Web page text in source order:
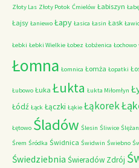
Złoty Las Złoty Potok Ćmielów Łabiszyn
Łajsy Łaniewo Łapy Łasica Łasin Łask
Łebki Łebki Wielkie Łobez Łobżenica Łochowo
Łomna Łomnica Łomża Łopatki
Łubowo Łuka Łukta Łukta Miłomłyn
Łódź Łąck Łączki Łąkie Łąkorek
Łętowo Śladów Ślesin Śliwice
Śrem Śródka Świdnica Świdwin Świebno
Świedziebnia Świeradów Zdrój